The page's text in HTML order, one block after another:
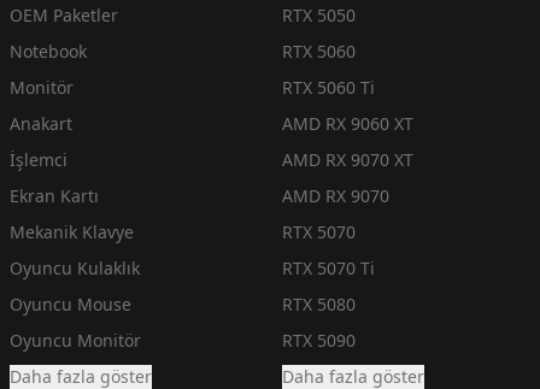
OEM Paketler
Notebook
Monitör
Anakart
İşlemci
Ekran Kartı
Mekanik Klavye
Oyuncu Kulaklık
Oyuncu Mouse
Oyuncu Monitör
Daha fazla göster
RTX 5050
RTX 5060
RTX 5060 Ti
AMD RX 9060 XT
AMD RX 9070 XT
AMD RX 9070
RTX 5070
RTX 5070 Ti
RTX 5080
RTX 5090
Daha fazla göster